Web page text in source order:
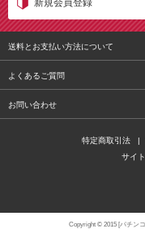
新規会員登録
送料とお支払い方法について
よくあるご質問
お問い合わせ
特定商取引法 |
サイ
Copyright © 2015 [パチン